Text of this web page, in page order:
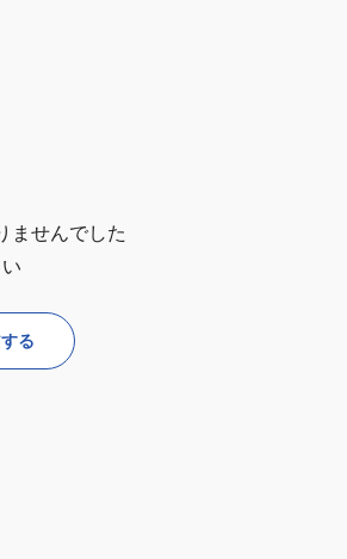
ませんでした
る